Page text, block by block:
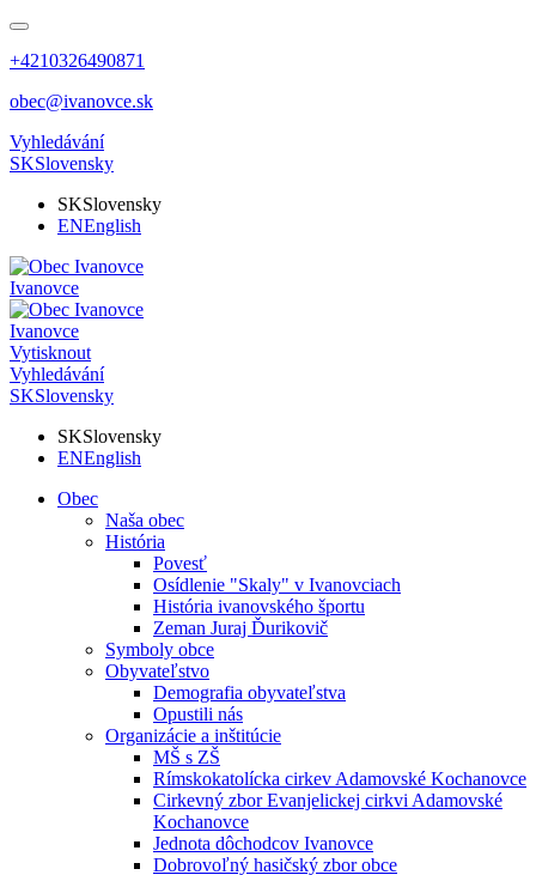
+4210326490871
obec@ivanovce.sk
Vyhledávání
SKSlovensky
SKSlovensky
ENEnglish
Ivanovce
Ivanovce
Vytisknout
Vyhledávání
SKSlovensky
SKSlovensky
ENEnglish
Obec
Naša obec
História
Povesť
Osídlenie "Skaly" v Ivanovciach
História ivanovského športu
Zeman Juraj Ďurikovič
Symboly obce
Obyvateľstvo
Demografia obyvateľstva
Opustili nás
Organizácie a inštitúcie
MŠ s ZŠ
Rímskokatolícka cirkev Adamovské Kochanovce
Cirkevný zbor Evanjelickej cirkvi Adamovské
Kochanovce
Jednota dôchodcov Ivanovce
Dobrovoľný hasičský zbor obce